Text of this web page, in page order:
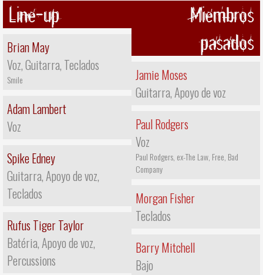
Line-up
Brian May
Voz, Guitarra, Teclados
Smile
Adam Lambert
Voz
Spike Edney
Guitarra, Apoyo de voz,
Teclados
Rufus Tiger Taylor
Batéria, Apoyo de voz,
Percussions
Miembros
pasados
Jamie Moses
Guitarra, Apoyo de voz
Paul Rodgers
Voz
Paul Rodgers, ex-The Law, Free, Bad
Company
Morgan Fisher
Teclados
Barry Mitchell
Bajo